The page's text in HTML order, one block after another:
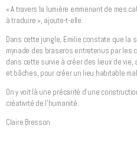
« A travers la lumière emmenant de mes
à traduire », ajoute-t-elle.
Dans cette jungle, Emilie constate que la
myriade des braseros entretenus par les
dans cette survie à créer des lieux de
et bâches, pour créer un lieu habitable
On y voit là une précarité d’une
créativité de l’humanité.
Claire Bresson